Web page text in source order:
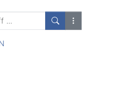
SuchenErweiterte Suche